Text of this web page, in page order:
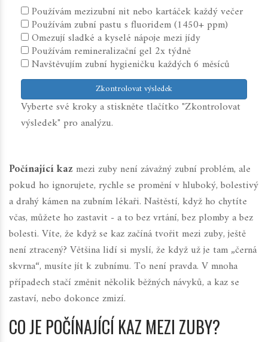
Používám mezizubní nit nebo kartáček každý večer
Používám zubní pastu s fluoridem (1450+ ppm)
Omezují sladké a kyselé nápoje mezi jídy
Používám remineralizační gel 2x týdně
Navštěvujím zubní hygieničku každých 6 měsíců
Zkontrolovat výsledek
Vyberte své kroky a stiskněte tlačítko "Zkontrolovat
výsledek" pro analýzu.
Počínající kazmezi zuby není závažný zubní problém, ale
pokud ho ignorujete, rychle se promění v hluboký, bolestivý
a drahý kámen na zubním lékaři. Naštěstí, když ho chytíte
včas, můžete ho zastavit - a to bez vrtání, bez plomby a bez
bolesti. Víte, že když se kaz začíná tvořit mezi zuby, ještě
není ztracený? Většina lidí si myslí, že když už je tam „černá
skvrna“, musíte jít k zubnímu. To není pravda. V mnoha
případech stačí změnit několik běžných návyků, a kaz se
zastaví, nebo dokonce zmizí.
CO JE POČÍNAJÍCÍ KAZ MEZI ZUBY?